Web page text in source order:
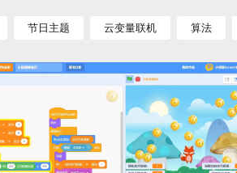
节日主题 云变量联机 算法